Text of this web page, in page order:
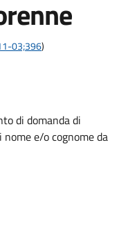
03;396)
di domanda di
e/o cognome da